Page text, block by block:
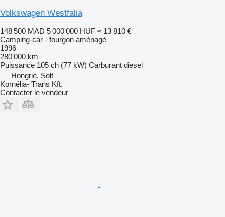
Volkswagen Westfalia
148 500 MAD 5 000 000 HUF ≈ 13 810 €
Camping-car - fourgon aménagé
1996
280 000 km
Puissance 105 ch (77 kW) Carburant diesel
Hongrie, Solt
Kornélia- Trans Kft.
Contacter le vendeur